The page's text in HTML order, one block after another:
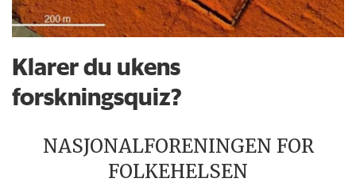
Klarer du ukens
forskningsquiz?
NASJONALFORENINGEN FOR
FOLKEHELSEN